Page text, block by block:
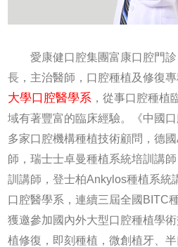
愛康健口腔集團富康口腔門診
長，主治醫師，口腔種植及修復
大學口腔醫學系 ，從事口腔種植
域有著豐富的臨床經驗。《中國
多家口腔機構種植技術顧問，德
師，瑞士士卓曼種植系統培訓講
訓講師，登士柏Ankylos種植系統
口腔醫學系，連續三屆全國BITC
獲邀參加國內外大型口腔種植學
植修復，即刻種植，微創植牙、